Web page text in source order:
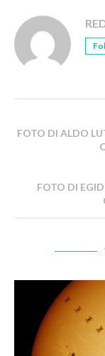
FOTO DI ALDO
FOTO DI